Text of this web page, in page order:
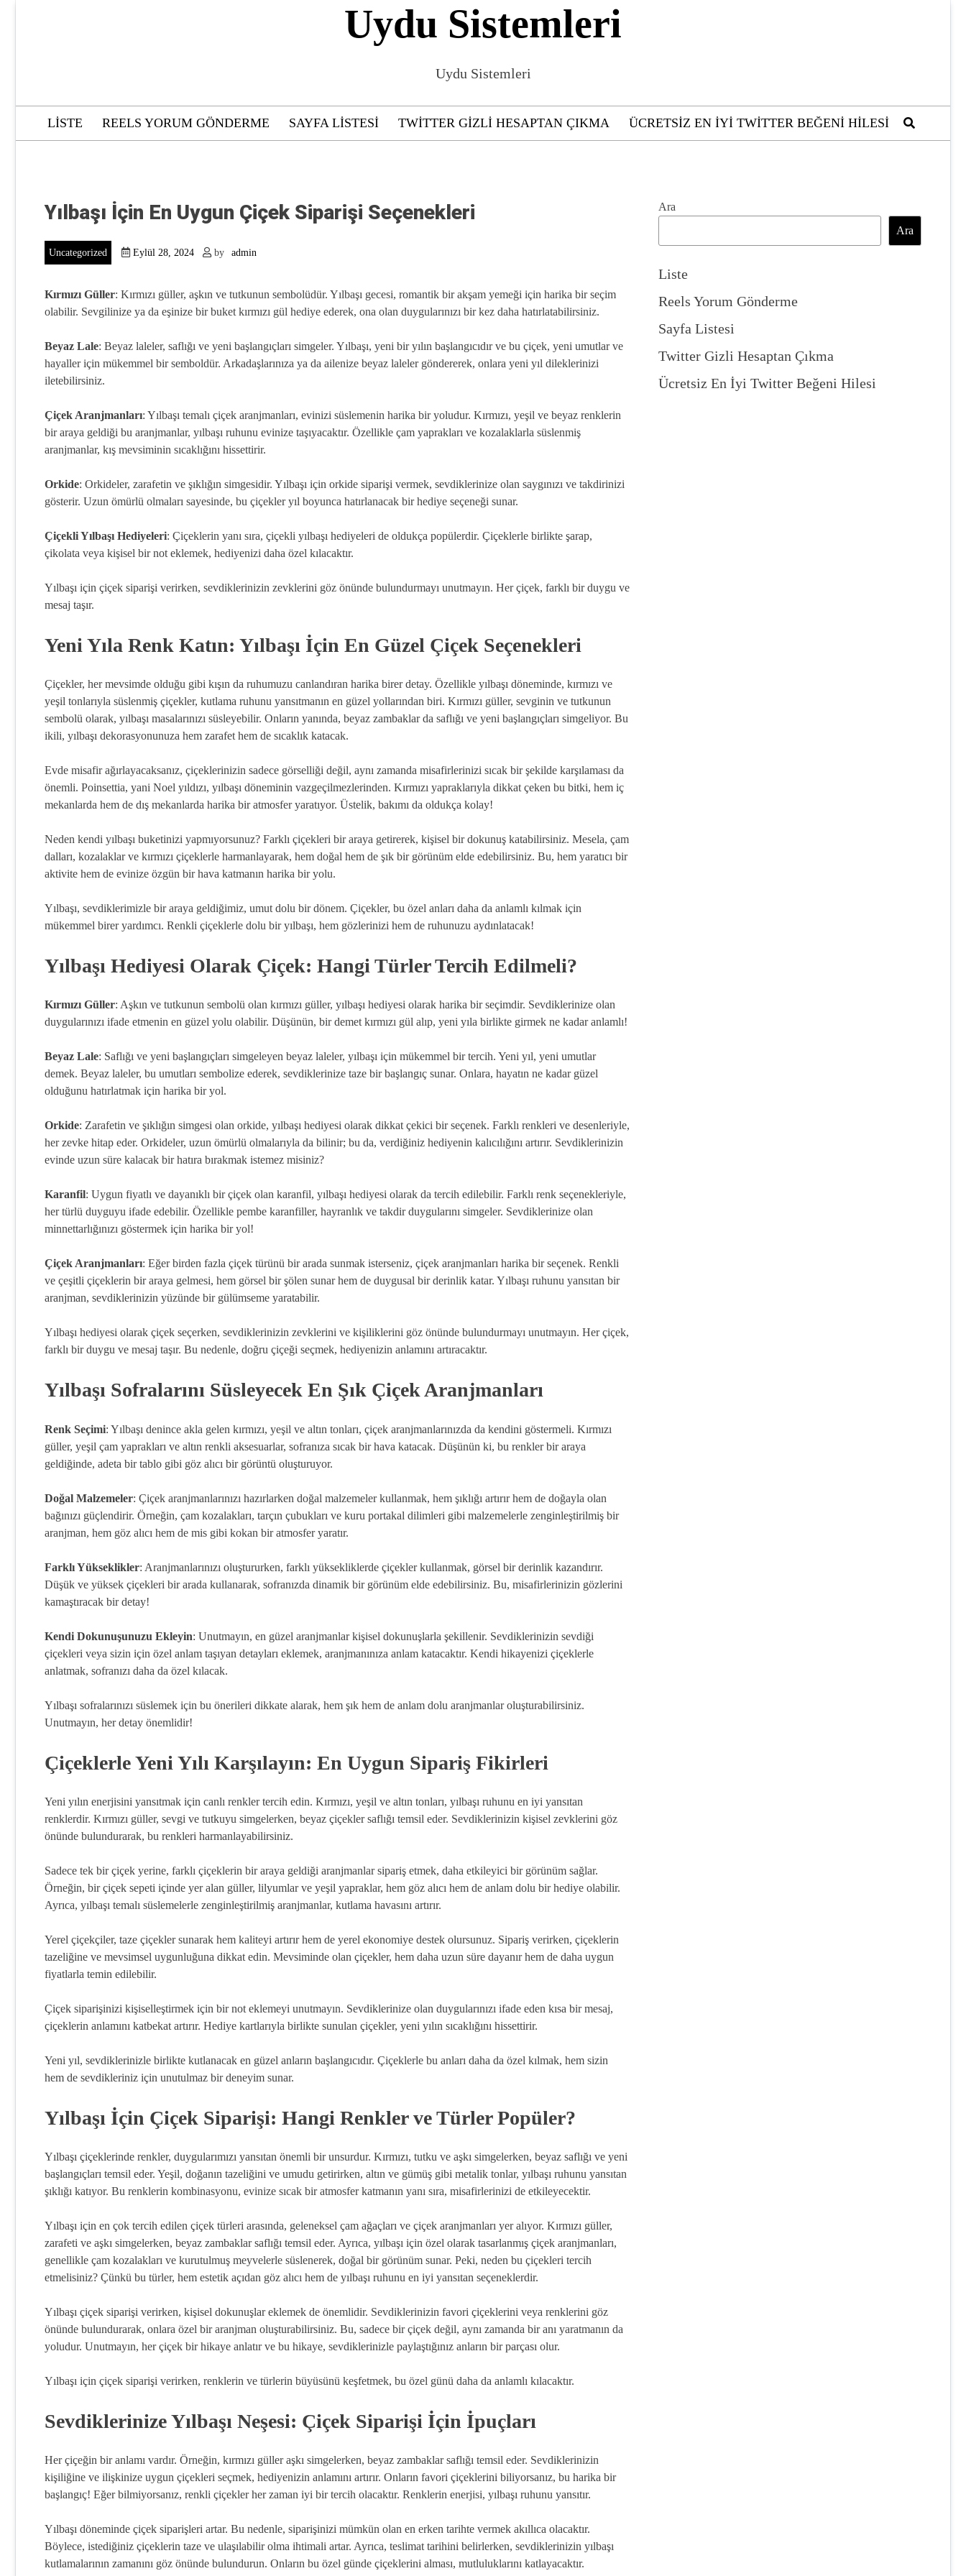
Uydu Sistemleri
Uydu Sistemleri
LISTE REELS YORUM GÖNDERME SAYFA LISTESI TWITTER GIZLI HESAPTAN ÇIKMA ÜCRETSIZ EN İYI TWITTER BEĞENI HILESI
Yılbaşı İçin En Uygun Çiçek Siparişi Seçenekleri
Uncategorized Eylül 28, 2024 by admin
Kırmızı Güller: Kırmızı güller, aşkın ve tutkunun sembolüdür. Yılbaşı gecesi, romantik bir akşam yemeği için harika bir seçim
olabilir. Sevgilinize ya da eşinize bir buket kırmızı gül hediye ederek, ona olan duygularınızı bir kez daha hatırlatabilirsiniz.
Beyaz Lale: Beyaz laleler, saflığı ve yeni başlangıçları simgeler. Yılbaşı, yeni bir yılın başlangıcıdır ve bu çiçek, yeni umutlar ve
hayaller için mükemmel bir semboldür. Arkadaşlarınıza ya da ailenize beyaz laleler göndererek, onlara yeni yıl dileklerinizi
iletebilirsiniz.
Çiçek Aranjmanları: Yılbaşı temalı çiçek aranjmanları, evinizi süslemenin harika bir yoludur. Kırmızı, yeşil ve beyaz renklerin
bir araya geldiği bu aranjmanlar, yılbaşı ruhunu evinize taşıyacaktır. Özellikle çam yaprakları ve kozalaklarla süslenmiş
aranjmanlar, kış mevsiminin sıcaklığını hissettirir.
Orkide: Orkideler, zarafetin ve şıklığın simgesidir. Yılbaşı için orkide siparişi vermek, sevdiklerinize olan saygınızı ve takdirinizi
gösterir. Uzun ömürlü olmaları sayesinde, bu çiçekler yıl boyunca hatırlanacak bir hediye seçeneği sunar.
Çiçekli Yılbaşı Hediyeleri: Çiçeklerin yanı sıra, çiçekli yılbaşı hediyeleri de oldukça popülerdir. Çiçeklerle birlikte şarap,
çikolata veya kişisel bir not eklemek, hediyenizi daha özel kılacaktır.
Yılbaşı için çiçek siparişi verirken, sevdiklerinizin zevklerini göz önünde bulundurmayı unutmayın. Her çiçek, farklı bir duygu ve
mesaj taşır.
Yeni Yıla Renk Katın: Yılbaşı İçin En Güzel Çiçek Seçenekleri
Çiçekler, her mevsimde olduğu gibi kışın da ruhumuzu canlandıran harika birer detay. Özellikle yılbaşı döneminde, kırmızı ve
yeşil tonlarıyla süslenmiş çiçekler, kutlama ruhunu yansıtmanın en güzel yollarından biri. Kırmızı güller, sevginin ve tutkunun
sembolü olarak, yılbaşı masalarınızı süsleyebilir. Onların yanında, beyaz zambaklar da saflığı ve yeni başlangıçları simgeliyor. Bu
ikili, yılbaşı dekorasyonunuza hem zarafet hem de sıcaklık katacak.
Evde misafir ağırlayacaksanız, çiçeklerinizin sadece görselliği değil, aynı zamanda misafirlerinizi sıcak bir şekilde karşılaması da
önemli. Poinsettia, yani Noel yıldızı, yılbaşı döneminin vazgeçilmezlerinden. Kırmızı yapraklarıyla dikkat çeken bu bitki, hem iç
mekanlarda hem de dış mekanlarda harika bir atmosfer yaratıyor. Üstelik, bakımı da oldukça kolay!
Neden kendi yılbaşı buketinizi yapmıyorsunuz? Farklı çiçekleri bir araya getirerek, kişisel bir dokunuş katabilirsiniz. Mesela, çam
dalları, kozalaklar ve kırmızı çiçeklerle harmanlayarak, hem doğal hem de şık bir görünüm elde edebilirsiniz. Bu, hem yaratıcı bir
aktivite hem de evinize özgün bir hava katmanın harika bir yolu.
Yılbaşı, sevdiklerimizle bir araya geldiğimiz, umut dolu bir dönem. Çiçekler, bu özel anları daha da anlamlı kılmak için
mükemmel birer yardımcı. Renkli çiçeklerle dolu bir yılbaşı, hem gözlerinizi hem de ruhunuzu aydınlatacak!
Yılbaşı Hediyesi Olarak Çiçek: Hangi Türler Tercih Edilmeli?
Kırmızı Güller: Aşkın ve tutkunun sembolü olan kırmızı güller, yılbaşı hediyesi olarak harika bir seçimdir. Sevdiklerinize olan
duygularınızı ifade etmenin en güzel yolu olabilir. Düşünün, bir demet kırmızı gül alıp, yeni yıla birlikte girmek ne kadar anlamlı!
Beyaz Lale: Saflığı ve yeni başlangıçları simgeleyen beyaz laleler, yılbaşı için mükemmel bir tercih. Yeni yıl, yeni umutlar
demek. Beyaz laleler, bu umutları sembolize ederek, sevdiklerinize taze bir başlangıç sunar. Onlara, hayatın ne kadar güzel
olduğunu hatırlatmak için harika bir yol.
Orkide: Zarafetin ve şıklığın simgesi olan orkide, yılbaşı hediyesi olarak dikkat çekici bir seçenek. Farklı renkleri ve desenleriyle,
her zevke hitap eder. Orkideler, uzun ömürlü olmalarıyla da bilinir; bu da, verdiğiniz hediyenin kalıcılığını artırır. Sevdiklerinizin
evinde uzun süre kalacak bir hatıra bırakmak istemez misiniz?
Karanfil: Uygun fiyatlı ve dayanıklı bir çiçek olan karanfil, yılbaşı hediyesi olarak da tercih edilebilir. Farklı renk seçenekleriyle,
her türlü duyguyu ifade edebilir. Özellikle pembe karanfiller, hayranlık ve takdir duygularını simgeler. Sevdiklerinize olan
minnettarlığınızı göstermek için harika bir yol!
Çiçek Aranjmanları: Eğer birden fazla çiçek türünü bir arada sunmak isterseniz, çiçek aranjmanları harika bir seçenek. Renkli
ve çeşitli çiçeklerin bir araya gelmesi, hem görsel bir şölen sunar hem de duygusal bir derinlik katar. Yılbaşı ruhunu yansıtan bir
aranjman, sevdiklerinizin yüzünde bir gülümseme yaratabilir.
Yılbaşı hediyesi olarak çiçek seçerken, sevdiklerinizin zevklerini ve kişiliklerini göz önünde bulundurmayı unutmayın. Her çiçek,
farklı bir duygu ve mesaj taşır. Bu nedenle, doğru çiçeği seçmek, hediyenizin anlamını artıracaktır.
Yılbaşı Sofralarını Süsleyecek En Şık Çiçek Aranjmanları
Renk Seçimi: Yılbaşı denince akla gelen kırmızı, yeşil ve altın tonları, çiçek aranjmanlarınızda da kendini göstermeli. Kırmızı
güller, yeşil çam yaprakları ve altın renkli aksesuarlar, sofranıza sıcak bir hava katacak. Düşünün ki, bu renkler bir araya
geldiğinde, adeta bir tablo gibi göz alıcı bir görüntü oluşturuyor.
Doğal Malzemeler: Çiçek aranjmanlarınızı hazırlarken doğal malzemeler kullanmak, hem şıklığı artırır hem de doğayla olan
bağınızı güçlendirir. Örneğin, çam kozalakları, tarçın çubukları ve kuru portakal dilimleri gibi malzemelerle zenginleştirilmiş bir
aranjman, hem göz alıcı hem de mis gibi kokan bir atmosfer yaratır.
Farklı Yükseklikler: Aranjmanlarınızı oluştururken, farklı yüksekliklerde çiçekler kullanmak, görsel bir derinlik kazandırır.
Düşük ve yüksek çiçekleri bir arada kullanarak, sofranızda dinamik bir görünüm elde edebilirsiniz. Bu, misafirlerinizin gözlerini
kamaştıracak bir detay!
Kendi Dokunuşunuzu Ekleyin: Unutmayın, en güzel aranjmanlar kişisel dokunuşlarla şekillenir. Sevdiklerinizin sevdiği
çiçekleri veya sizin için özel anlam taşıyan detayları eklemek, aranjmanınıza anlam katacaktır. Kendi hikayenizi çiçeklerle
anlatmak, sofranızı daha da özel kılacak.
Yılbaşı sofralarınızı süslemek için bu önerileri dikkate alarak, hem şık hem de anlam dolu aranjmanlar oluşturabilirsiniz.
Unutmayın, her detay önemlidir!
Çiçeklerle Yeni Yılı Karşılayın: En Uygun Sipariş Fikirleri
Yeni yılın enerjisini yansıtmak için canlı renkler tercih edin. Kırmızı, yeşil ve altın tonları, yılbaşı ruhunu en iyi yansıtan
renklerdir. Kırmızı güller, sevgi ve tutkuyu simgelerken, beyaz çiçekler saflığı temsil eder. Sevdiklerinizin kişisel zevklerini göz
önünde bulundurarak, bu renkleri harmanlayabilirsiniz.
Sadece tek bir çiçek yerine, farklı çiçeklerin bir araya geldiği aranjmanlar sipariş etmek, daha etkileyici bir görünüm sağlar.
Örneğin, bir çiçek sepeti içinde yer alan güller, lilyumlar ve yeşil yapraklar, hem göz alıcı hem de anlam dolu bir hediye olabilir.
Ayrıca, yılbaşı temalı süslemelerle zenginleştirilmiş aranjmanlar, kutlama havasını artırır.
Yerel çiçekçiler, taze çiçekler sunarak hem kaliteyi artırır hem de yerel ekonomiye destek olursunuz. Sipariş verirken, çiçeklerin
tazeliğine ve mevsimsel uygunluğuna dikkat edin. Mevsiminde olan çiçekler, hem daha uzun süre dayanır hem de daha uygun
fiyatlarla temin edilebilir.
Çiçek siparişinizi kişiselleştirmek için bir not eklemeyi unutmayın. Sevdiklerinize olan duygularınızı ifade eden kısa bir mesaj,
çiçeklerin anlamını katbekat artırır. Hediye kartlarıyla birlikte sunulan çiçekler, yeni yılın sıcaklığını hissettirir.
Yeni yıl, sevdiklerinizle birlikte kutlanacak en güzel anların başlangıcıdır. Çiçeklerle bu anları daha da özel kılmak, hem sizin
hem de sevdikleriniz için unutulmaz bir deneyim sunar.
Yılbaşı İçin Çiçek Siparişi: Hangi Renkler ve Türler Popüler?
Yılbaşı çiçeklerinde renkler, duygularımızı yansıtan önemli bir unsurdur. Kırmızı, tutku ve aşkı simgelerken, beyaz saflığı ve yeni
başlangıçları temsil eder. Yeşil, doğanın tazeliğini ve umudu getirirken, altın ve gümüş gibi metalik tonlar, yılbaşı ruhunu yansıtan
şıklığı katıyor. Bu renklerin kombinasyonu, evinize sıcak bir atmosfer katmanın yanı sıra, misafirlerinizi de etkileyecektir.
Yılbaşı için en çok tercih edilen çiçek türleri arasında, geleneksel çam ağaçları ve çiçek aranjmanları yer alıyor. Kırmızı güller,
zarafeti ve aşkı simgelerken, beyaz zambaklar saflığı temsil eder. Ayrıca, yılbaşı için özel olarak tasarlanmış çiçek aranjmanları,
genellikle çam kozalakları ve kurutulmuş meyvelerle süslenerek, doğal bir görünüm sunar. Peki, neden bu çiçekleri tercih
etmelisiniz? Çünkü bu türler, hem estetik açıdan göz alıcı hem de yılbaşı ruhunu en iyi yansıtan seçeneklerdir.
Yılbaşı çiçek siparişi verirken, kişisel dokunuşlar eklemek de önemlidir. Sevdiklerinizin favori çiçeklerini veya renklerini göz
önünde bulundurarak, onlara özel bir aranjman oluşturabilirsiniz. Bu, sadece bir çiçek değil, aynı zamanda bir anı yaratmanın da
yoludur. Unutmayın, her çiçek bir hikaye anlatır ve bu hikaye, sevdiklerinizle paylaştığınız anların bir parçası olur.
Yılbaşı için çiçek siparişi verirken, renklerin ve türlerin büyüsünü keşfetmek, bu özel günü daha da anlamlı kılacaktır.
Sevdiklerinize Yılbaşı Neşesi: Çiçek Siparişi İçin İpuçları
Her çiçeğin bir anlamı vardır. Örneğin, kırmızı güller aşkı simgelerken, beyaz zambaklar saflığı temsil eder. Sevdiklerinizin
kişiliğine ve ilişkinize uygun çiçekleri seçmek, hediyenizin anlamını artırır. Onların favori çiçeklerini biliyorsanız, bu harika bir
başlangıç! Eğer bilmiyorsanız, renkli çiçekler her zaman iyi bir tercih olacaktır. Renklerin enerjisi, yılbaşı ruhunu yansıtır.
Yılbaşı döneminde çiçek siparişleri artar. Bu nedenle, siparişinizi mümkün olan en erken tarihte vermek akıllıca olacaktır.
Böylece, istediğiniz çiçeklerin taze ve ulaşılabilir olma ihtimali artar. Ayrıca, teslimat tarihini belirlerken, sevdiklerinizin yılbaşı
kutlamalarının zamanını göz önünde bulundurun. Onların bu özel günde çiçeklerini alması, mutluluklarını katlayacaktır.
Ara
Ara
Liste
Reels Yorum Gönderme
Sayfa Listesi
Twitter Gizli Hesaptan Çıkma
Ücretsiz En İyi Twitter Beğeni Hilesi